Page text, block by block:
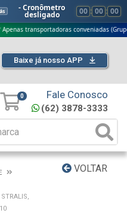
- Cronômetro
desligado 00 : 00 : 00
transportadoras conveniadas (Grupo G5)
Baixe já nosso APP
0 Fale Conosco
(62) 3878-3333
VOLTAR